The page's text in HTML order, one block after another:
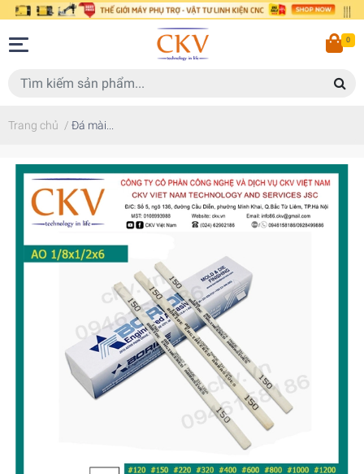
0
Trang chủ / Đá mài...